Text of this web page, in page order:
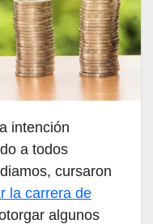
intención
a todos
cursaron
la carrera de
algunos